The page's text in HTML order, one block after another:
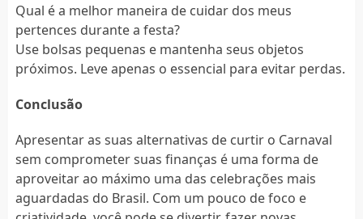
Qual é a melhor maneira de cuidar dos meus
pertences durante a festa?
Use bolsas pequenas e mantenha seus objetos
próximos. Leve apenas o essencial para evitar perdas.
Conclusão
Apresentar as suas alternativas de curtir o Carnaval
sem comprometer suas finanças é uma forma de
aproveitar ao máximo uma das celebrações mais
aguardadas do Brasil. Com um pouco de foco e